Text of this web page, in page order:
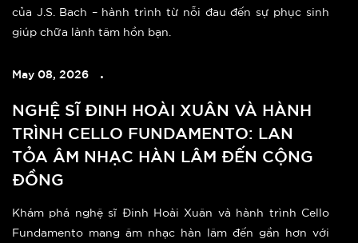
của J.S. Bach – hành trình từ nỗi đau đến sự phục sinh
giúp chữa lành tâm hồn bạn.
May 08, 2026
NGHỆ SĨ ĐINH HOÀI XUÂN VÀ HÀNH
TRÌNH CELLO FUNDAMENTO: LAN
TỎA ÂM NHẠC HÀN LÂM ĐẾN CỘNG
ĐỒNG
Khám phá nghệ sĩ Đinh Hoài Xuân và hành trình Cello
Fundamento mang âm nhạc hàn lâm đến gần hơn với